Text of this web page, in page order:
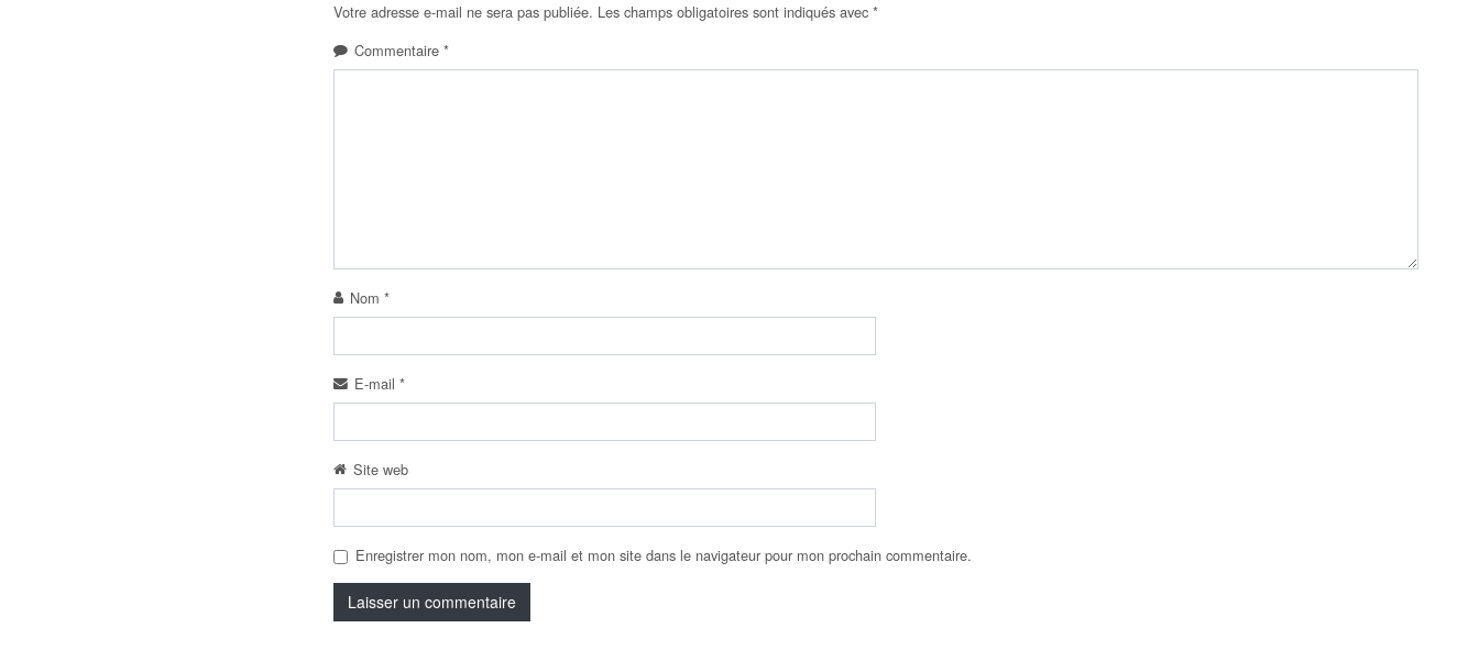
Votre adresse e-mail ne sera pas publiée. Les champs obligatoires sont indiqués avec *
Commentaire *
Nom *
E-mail *
Site web
Enregistrer mon nom, mon e-mail et mon site dans le navigateur pour mon prochain commentaire.